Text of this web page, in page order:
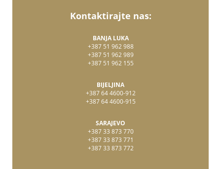
Kontaktirajte nas:
BANJA LUKA
+387 51 962 988
+387 51 962 989
+387 51 962 155
BIJELJINA
+387 64 4600-912
+387 64 4600-915
SARAJEVO
+387 33 873 770
+387 33 873 771
+387 33 873 772